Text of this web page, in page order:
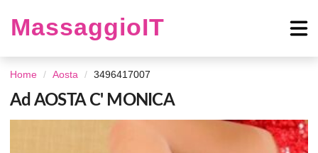
MassaggioIT
Home Aosta 3496417007
Ad AOSTA C' MONICA